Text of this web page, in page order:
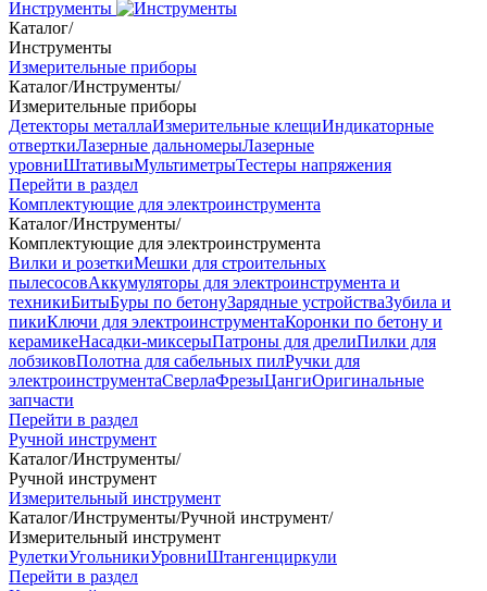
Инструменты
Каталог/
Инструменты
Измерительные приборы
Каталог/Инструменты/
Измерительные приборы
Детекторы металлаИзмерительные клещиИндикаторные
отверткиЛазерные дальномерыЛазерные
уровниШтативыМультиметрыТестеры напряжения
Перейти в раздел
Комплектующие для электроинструмента
Каталог/Инструменты/
Комплектующие для электроинструмента
Вилки и розеткиМешки для строительных
пылесосовАккумуляторы для электроинструмента и
техникиБитыБуры по бетонуЗарядные устройстваЗубила и
пикиКлючи для электроинструментаКоронки по бетону и
керамикеНасадки-миксерыПатроны для дрелиПилки для
лобзиковПолотна для сабельных пилРучки для
электроинструментаСверлаФрезыЦангиОригинальные
запчасти
Перейти в раздел
Ручной инструмент
Каталог/Инструменты/
Ручной инструмент
Измерительный инструмент
Каталог/Инструменты/Ручной инструмент/
Измерительный инструмент
РулеткиУгольникиУровниШтангенциркули
Перейти в раздел